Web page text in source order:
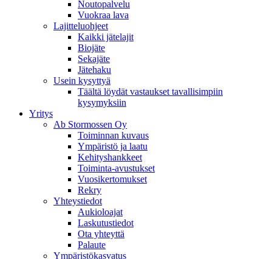
Noutopalvelu
Vuokraa lava
Lajitteluohjeet
Kaikki jätelajit
Biojäte
Sekajäte
Jätehaku
Usein kysyttyä
Täältä löydät vastaukset tavallisimpiin
kysymyksiin
Yritys
Ab Stormossen Oy
Toiminnan kuvaus
Ympäristö ja laatu
Kehityshankkeet
Toiminta-avustukset
Vuosikertomukset
Rekry
Yhteystiedot
Aukioloajat
Laskutustiedot
Ota yhteyttä
Palaute
Ympäristökasvatus